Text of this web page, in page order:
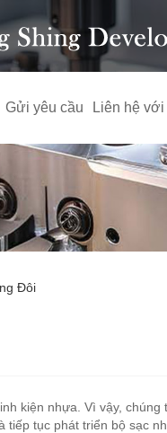
Gửi yêu cầu Liên hệ
Đôi
kiện nhựa. Vì vậy,
tiếp tục phát triển bộ sạc